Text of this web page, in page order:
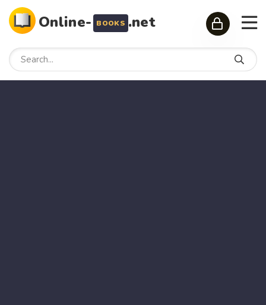
Online- BOOKS .net